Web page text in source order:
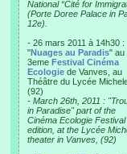
National “Cité for
(Porte Doree Palace in
12e).
- 26 mars 2011 à 14h30 :
"Nuages au Paradis" au
3eme Festival Cinéma
Ecologie de Vanves, au
Théâtre du Lycée
(92)
- March 26th, 2011 :
in Paradise" part of the
Cinéma Ecologie
edition, at the Lycée
theater in Vanves, (92)